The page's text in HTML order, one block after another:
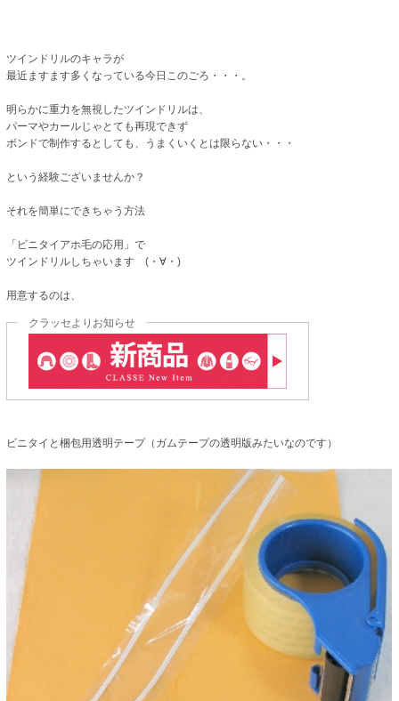
ツインドリルのキャラが
最近ますます多くなっている今日このごろ・・・。
明らかに重力を無視したツインドリルは、
パーマやカールじゃとても再現できず
ボンドで制作するとしても、うまくいくとは限らない・・・
という経験ございませんか？
それを簡単にできちゃう方法
「ビニタイアホ毛の応用」で
ツインドリルしちゃいます (・∀・)
用意するのは、
クラッセよりお知らせ
ビニタイと梱包用透明テープ（ガムテープの透明版みたいなのです）